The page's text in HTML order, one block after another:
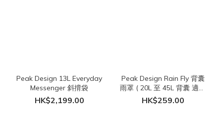
Peak Design 13L Everyday
Messenger 斜揹袋
HK$2,199.00
Peak Design Rain Fly 背囊
雨罩 ( 20L 至 45L 背囊 適用
)
HK$259.00